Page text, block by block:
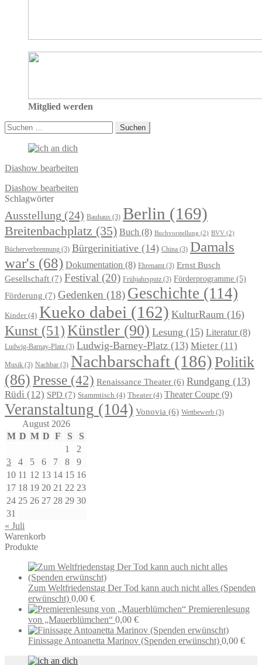
Mitglied werden
Suchen
nach:
Diashow bearbeiten
Diashow bearbeiten
Schlagwörter
Ausstellung (24) Bauhaus (3) Berlin (169)
Breitenbachplatz (35) Buch (8) Buchvorstellung (2) BVV (2)
Bücherverbrennung (3) Bürgerinitiative (14) China (3) Damals
war's (68) Dokumentation (8) Ehrenamt (3) Ernst Busch
Gesellschaft (7) Festival (20) Frühjahrsputz (3) Förderprogramme (5)
Förderung (7) Gedenken (18) Geschichte (114)
Kinder(4) Kueko dabei (162) KulturRaum (16)
Kunst (51)Künstler (90) Lesung (15) Literatur(8)
Ludwig-Barnay-Platz (3) Ludwig-Barney-Platz (13) Mieter (11)
Musik (3) Nachbar (3) Nachbarschaft (186)Politik
(86) Presse (42) Renaissance Theater (6) Rundgang (13)
Rüdi (12) SPD (7) Stammtisch (4) Theater(4) Theater Coupe (9)
Veranstaltung (104) Vonovia (6) Wettbewerb (3)
August 2026
M D M D F S
S
1
2
3
4 5 6 7 8
9
10 11 12 13 14 15 16
17 18 19 20 21 22 23
24 25 26 27 28 29 30
31
« Juli
Warenkorb
Produkte
Zum Weltfriedenstag Der Tod kann auch nicht alles (Spenden
erwünscht) 0,00 €
Premierenlesung
von „Mauerblümchen“ 0,00 €
Finissage Antoanetta Marinov (Spenden erwünscht) 0,00 €